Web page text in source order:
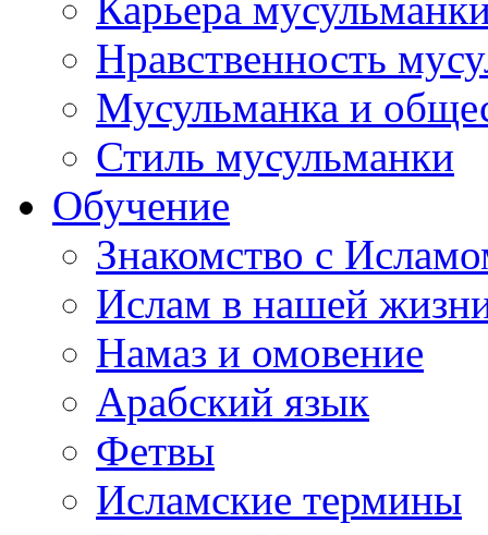
Нравственность
Мусульманка и
Стиль мусульманки
Обучение
Знакомство с
Ислам в нашей
Намаз и омовение
Арабский язык
Фетвы
Исламские термины